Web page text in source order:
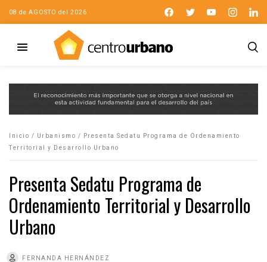
08 de AGOSTO del 2026
Inicio / Urbanismo /
Presenta Sedatu Programa de Ordenamiento
Territorial y Desarrollo Urbano
Presenta Sedatu Programa de
Ordenamiento Territorial y Desarrollo
Urbano
FERNANDA HERNÁNDEZ